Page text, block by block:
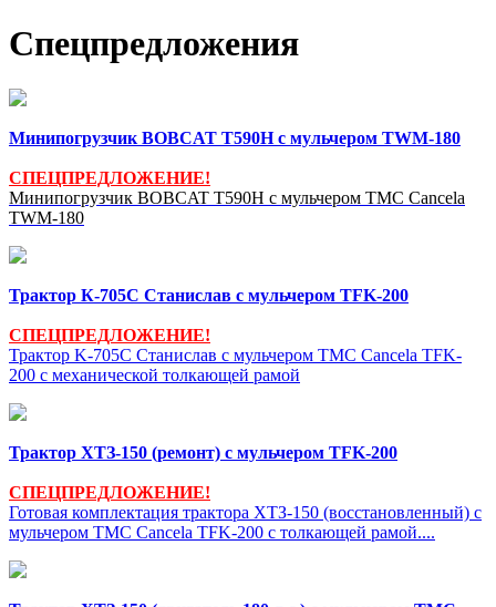
Спецпредложения
Минипогрузчик BOBCAT T590H с мульчером TWM-180
СПЕЦПРЕДЛОЖЕНИЕ!
Минипогрузчик BOBCAT T590H c мульчером TMC Cancela
TWM-180
Трактор К-705С Станислав с мульчером TFK-200
СПЕЦПРЕДЛОЖЕНИЕ!
Трактор K-705C Станислав с мульчером TMC Cancela TFK-
200 c механической толкающей рамой
Трактор ХТЗ-150 (ремонт) с мульчером TFK-200
СПЕЦПРЕДЛОЖЕНИЕ!
Готовая комплектация трактора ХТЗ-150 (восстановленный) с
мульчером TMC Cancela TFK-200 c толкающей рамой....